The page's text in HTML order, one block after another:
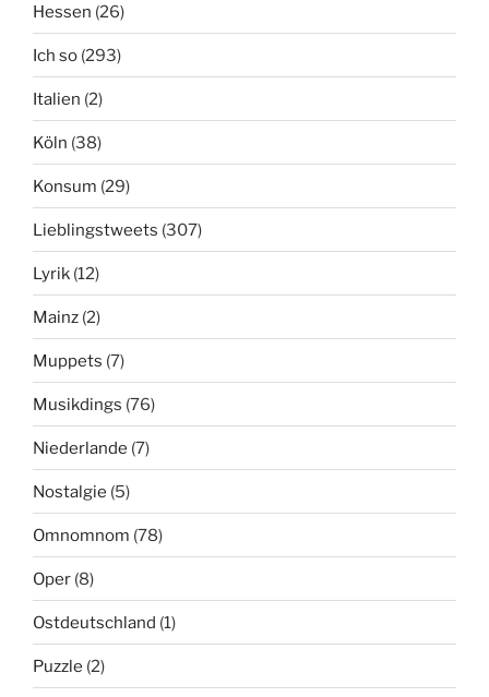
Hessen (26)
Ich so (293)
Italien (2)
Köln (38)
Konsum (29)
Lieblingstweets (307)
Lyrik (12)
Mainz (2)
Muppets (7)
Musikdings (76)
Niederlande (7)
Nostalgie (5)
Omnomnom (78)
Oper (8)
Ostdeutschland (1)
Puzzle (2)